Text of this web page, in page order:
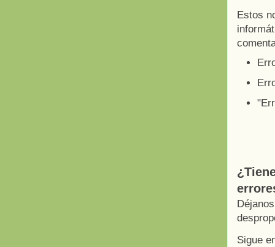
Estos
Sigue